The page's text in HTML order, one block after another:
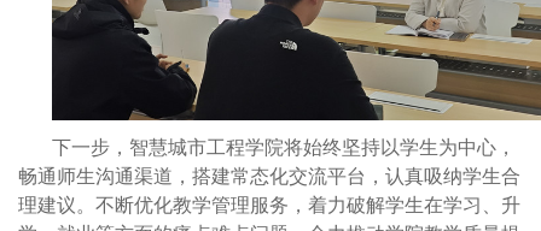
下一步，智慧城市工程学院将始终坚持以学生为中心，
畅通师生沟通渠道，搭建常态化交流平台，认真吸纳学生合
理建议。不断优化教学管理服务，着力破解学生在学习、升